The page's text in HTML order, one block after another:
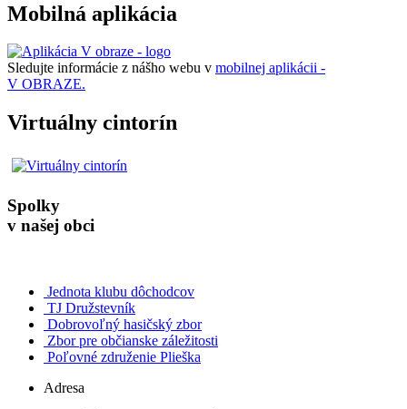
Mobilná aplikácia
Sledujte informácie z nášho webu v mobilnej aplikácii -
V OBRAZE.
Virtuálny cintorín
Spolky
v našej obci
Jednota klubu dôchodcov
TJ Družstevník
Dobrovoľný hasičský zbor
Zbor pre občianske záležitosti
Poľovné združenie Plieška
Adresa